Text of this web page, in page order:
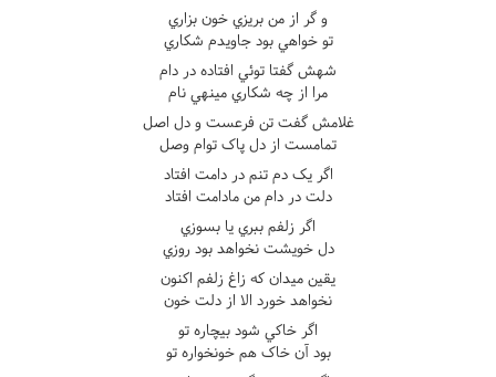
و گر از من بريزي خون بزاري
تو خواهي بود جاويدم شکاري
شهش گفتا توئي افتاده در دام
مرا از چه شکاري مينهي نام
غلامش گفت تن فرعست و دل اصل
تمامست از دل پاک توام وصل
اگر يک دم تنم در دامت افتاد
دلت در دام من مادامت افتاد
اگر زلفم ببري يا بسوزي
دل خويشت نخواهد بود روزي
يقين ميدان که زاغ زلفم اکنون
نخواهد خورد الا از دلت خون
اگر خاکي شود بيچاره تو
بود آن خاک هم خونخواره تو